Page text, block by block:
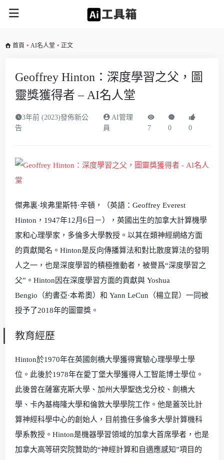
首頁 • AI名人堂 • 正文
Geoffrey Hinton：深度學習之父，圖
靈獎獲得者 – AI名人堂
3年前 (2023)發佈新公
告
AI管理
員
7 0 0
傑弗裏·埃弗里斯特·辛頓，（英語：Geoffrey Everest
Hinton，1947年12月6日－），英國出生的加拿大計算機學
家和心理學家，多倫多大學教授。以其在類神經網絡方面
的貢獻聞名。Hinton是反向傳播算法和對比散度算法的發明
人之一，也是深度學習的積極推動者，被譽爲“深度學習之
父”。Hinton因在深度學習方面的貢獻與 Yoshua
Bengio（約書亞·本希奧）和 Yann LeCun（楊立昆）一同被
授予了2018年的圖靈獎。
教育經歷
Hinton於1970年在英國劍橋大學獲得實驗心理學學士學
位。此後於1978年在愛丁堡大學獲得人工智能博士學位。
此後曾在薩塞克斯大學、加州大學聖迭戈分校、劍橋大
學、卡內基梅隆大學和倫敦大學學院工作。他是蓋茨比計
算神經科學中心的創始人，目前擔任多倫多大學計算機科
學系教授。Hinton是機器學習領域的加拿大首席學者，也是
加拿大高等研究院贊助的“神經計算和自適應感知”項目的